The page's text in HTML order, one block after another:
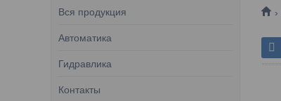
Вся продукция
Автоматика
Гидравлика
Контакты